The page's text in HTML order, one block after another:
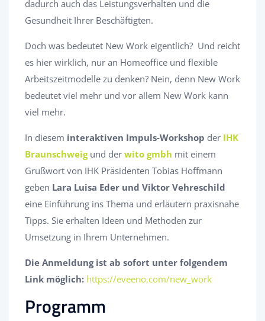
dadurch auch das Leistungsverhalten und die
Gesundheit Ihrer Beschäftigten.
Doch was bedeutet New Work eigentlich? Und reicht
es hier wirklich, nur an Homeoffice und flexible
Arbeitszeitmodelle zu denken? Nein, denn New Work
bedeutet viel mehr und vor allem New Work kann
viel mehr.
In diesem interaktiven Impuls-Workshop der IHK
Braunschweig und der wito gmbh mit einem
Grußwort von IHK Präsidenten Tobias Hoffmann
geben Lara Luisa Eder und Viktor Vehreschild
eine Einführung ins Thema und erläutern praxisnahe
Tipps. Sie erhalten Ideen und Methoden zur
Umsetzung in Ihrem Unternehmen.
Die Anmeldung ist ab sofort unter folgendem
Link möglich: https://eveeno.com/new_work
Programm